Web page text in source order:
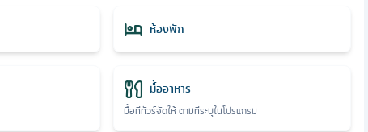
ห้องพัก
มื้ออาหาร
มื้อที่ทัวร์จัดให้ ตามที่ระบุในโปรแกรม